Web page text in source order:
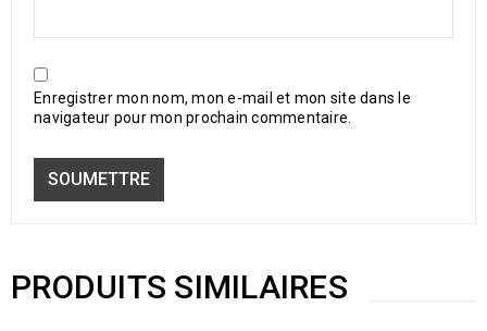
Enregistrer mon nom, mon e-mail et mon site dans le
navigateur pour mon prochain commentaire.
PRODUITS SIMILAIRES